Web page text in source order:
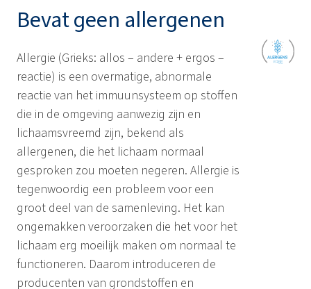
Bevat geen allergenen
Allergie (Grieks: allos – andere + ergos –
reactie) is een overmatige, abnormale
reactie van het immuunsysteem op stoffen
die in de omgeving aanwezig zijn en
lichaamsvreemd zijn, bekend als
allergenen, die het lichaam normaal
gesproken zou moeten negeren. Allergie is
tegenwoordig een probleem voor een
groot deel van de samenleving. Het kan
ongemakken veroorzaken die het voor het
lichaam erg moeilijk maken om normaal te
functioneren. Daarom introduceren de
producenten van grondstoffen en